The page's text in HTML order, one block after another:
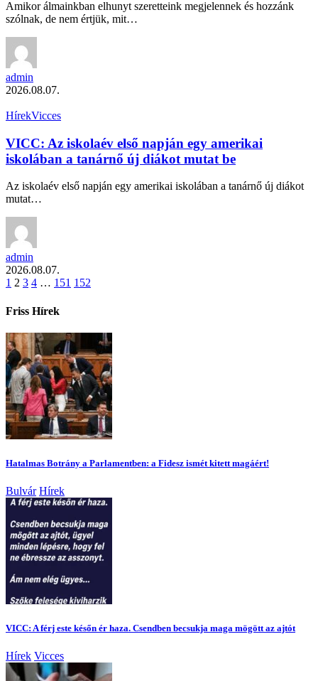
Amikor álmainkban elhunyt szeretteink megjelennek és hozzánk
szólnak, de nem értjük, mit…
admin
2026.08.07.
HírekVicces
VICC: Az iskolaév első napján egy amerikai
iskolában a tanárnő új diákot mutat be
Az iskolaév első napján egy amerikai iskolában a tanárnő új diákot
mutat…
admin
2026.08.07.
1 2 3 4 … 151 152
Friss Hírek
Hatalmas Botrány a Parlamentben: a Fidesz ismét kitett magáért!
Bulvár Hírek
VICC: A férj este későn ér haza. Csendben becsukja maga mögött az ajtót
Hírek Vicces